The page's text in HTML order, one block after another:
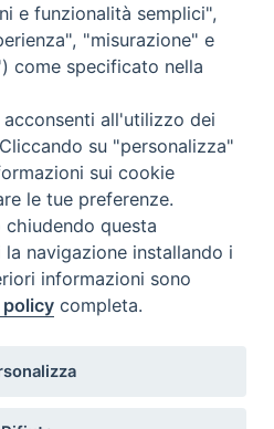
e funzionalità semplici",
"misurazione" e
come specificato nella
all'utilizzo dei
su "personalizza"
sui cookie
le tue preferenze.
questa
navigazione installando i
informazioni sono
completa.